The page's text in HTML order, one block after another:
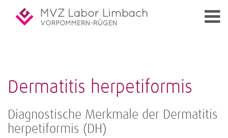
Dermatitis herpetiformis
Diagnostische Merkmale der Dermatitis
herpetiformis (DH)